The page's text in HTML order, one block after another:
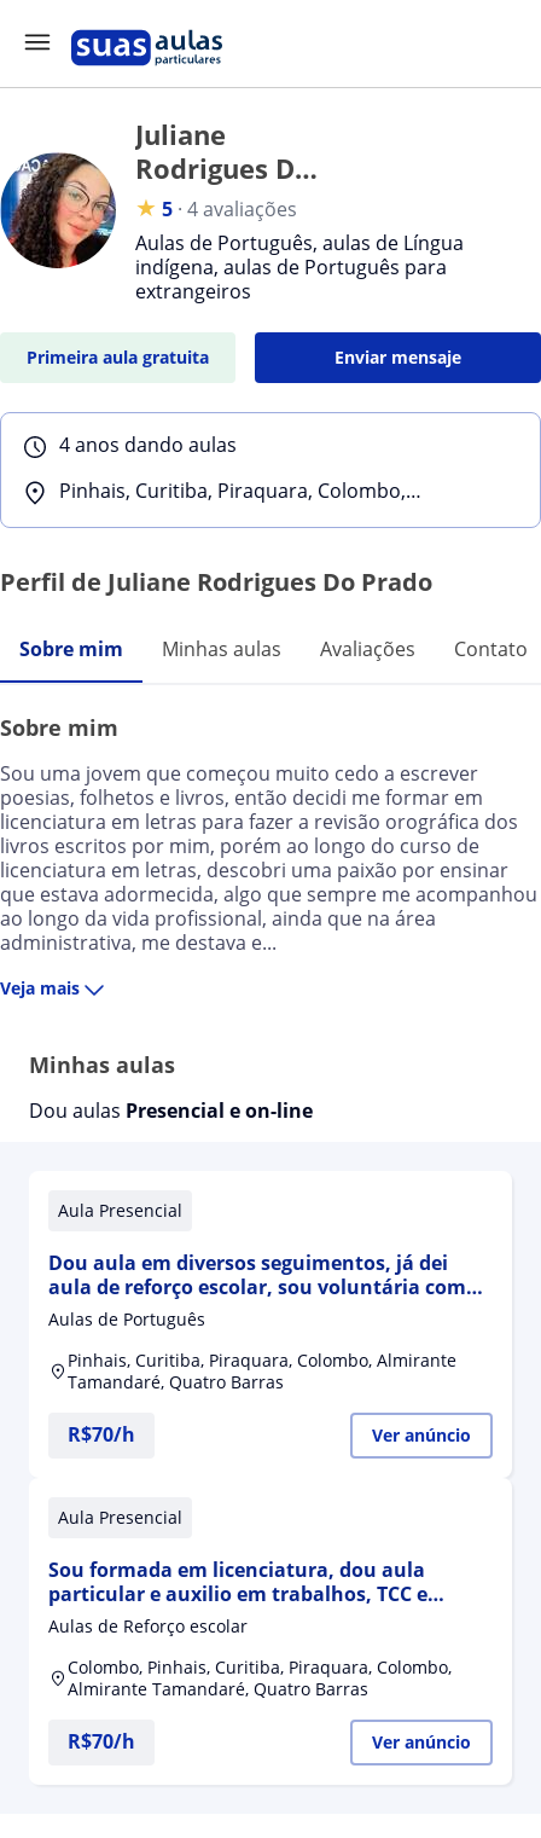
Juliane
Rodrigues Do
Prado
★ 5 · 4 avaliações
Aulas de Português, aulas de Língua
indígena, aulas de Português para
extrangeiros
Primeira aula gratuita Enviar mensaje
4 anos dando aulas
Pinhais, Curitiba, Piraquara, Colombo, Almirante Tamandaré, Quatro Barras
Perfil de Juliane Rodrigues Do Prado
Sobre mim Minhas aulas Avaliações Contato
Sobre mim
Sou uma jovem que começou muito cedo a escrever
poesias, folhetos e livros, então decidi me formar em
licenciatura em letras para fazer a revisão orográfica dos
livros escritos por mim, porém ao longo do curso de
licenciatura em letras, descobri uma paixão por ensinar
que estava adormecida, algo que sempre me acompanhou
ao longo da vida profissional, ainda que na área
administrativa, me destava e...
Veja mais
Minhas aulas
Dou aulas Presencial e on-line
Aula Presencial
Dou aula em diversos seguimentos, já dei
aula de reforço escolar, sou voluntária como
professora pré vestibunar em um projeto
social chamado EMANCIPA, já fui professora
de estrangeiros imigrantes Haitinos. Amo
ensinar português, interpretação textual e a
Aulas de Português
Pinhais, Curitiba, Piraquara, Colombo, Almirante
Tamandaré, Quatro Barras
R$70/h Ver anúncio
Aula Presencial
Sou formada em licenciatura, dou aula
particular e auxilio em trabalhos, TCC e
artigos
Aulas de Reforço escolar
Colombo, Pinhais, Curitiba, Piraquara, Colombo,
Almirante Tamandaré, Quatro Barras
R$70/h Ver anúncio